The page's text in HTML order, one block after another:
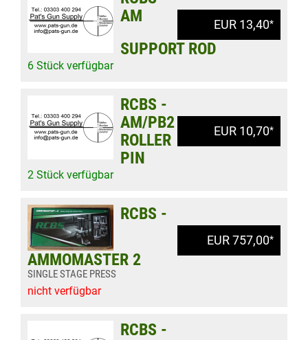
EUR 13,40*
AM
SUPPORT ROD
6 Stück verfügbar
EUR 10,70*
RCBS -
AM/PB2
ROLLER
PIN
2 Stück verfügbar
EUR 757,00*
RCBS -
AMMOMASTER 2
SINGLE STAGE PRESS
nicht verfügbar
RCBS -